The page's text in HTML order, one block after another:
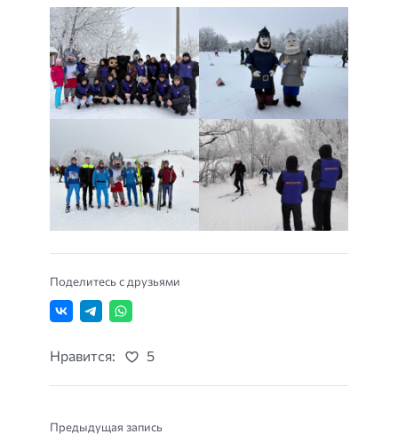
Поделитесь с друзьями
Нравится: 5
Предыдущая запись